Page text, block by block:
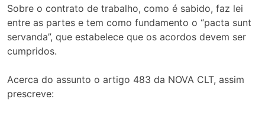
Sobre o contrato de trabalho, como é sabido, faz lei
entre as partes e tem como fundamento o “pacta sunt
servanda”, que estabelece que os acordos devem ser
cumpridos.
Acerca do assunto o artigo 483 da NOVA CLT, assim
prescreve: